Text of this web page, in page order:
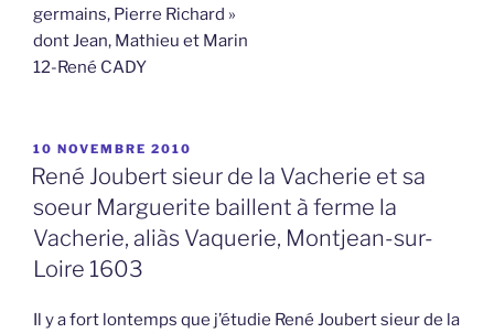
germains, Pierre Richard »
dont Jean, Mathieu et Marin
12-René CADY
PUBLIÉ
LE
10 NOVEMBRE 2010
René Joubert sieur de la Vacherie et sa
soeur Marguerite baillent à ferme la
Vacherie, aliàs Vaquerie, Montjean-sur-
Loire 1603
Il y a fort lontemps que j’étudie René Joubert sieur de la